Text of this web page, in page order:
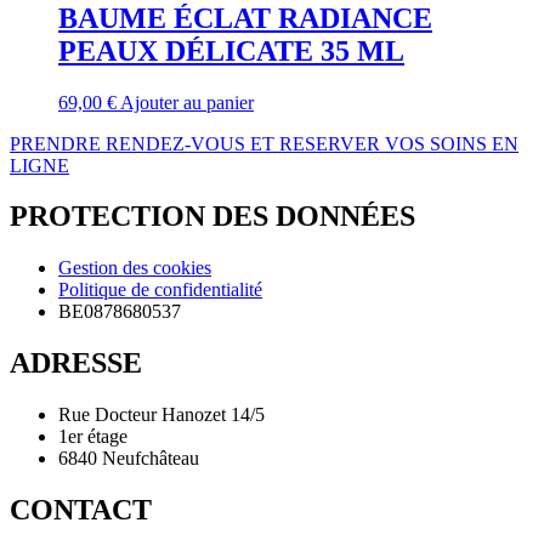
BAUME ÉCLAT RADIANCE
PEAUX DÉLICATE 35 ML
69,00 € Ajouter au panier
PRENDRE RENDEZ-VOUS ET RESERVER VOS SOINS EN
LIGNE
PROTECTION DES DONNÉES
Gestion des cookies
Politique de confidentialité
BE0878680537
ADRESSE
Rue Docteur Hanozet 14/5
1er étage
6840 Neufchâteau
CONTACT